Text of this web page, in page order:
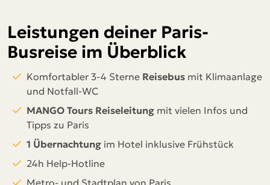
Leistungen deiner Paris-
Busreise im Überblick
Komfortabler 3-4 Sterne Reisebus mit Klimaanlage
und Notfall-WC
MANGO Tours Reiseleitung mit vielen Infos und
Tipps zu Paris
1 Übernachtung im Hotel inklusive Frühstück
24h Help-Hotline
Metro- und Stadtplan von Paris